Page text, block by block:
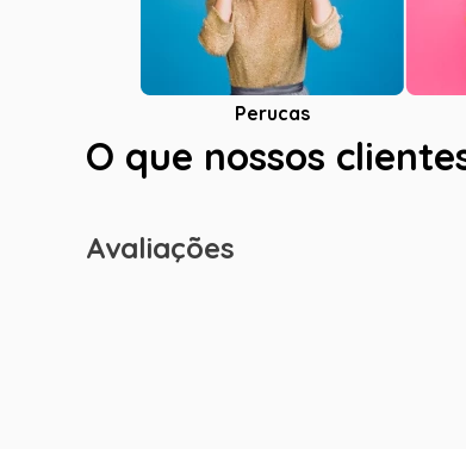
Perucas
O que nossos
Avaliações